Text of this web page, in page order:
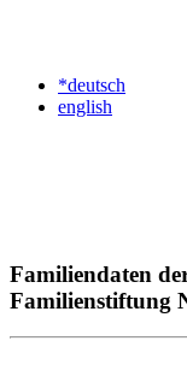
*deutsch
english
Familiendaten
Familienstiftung